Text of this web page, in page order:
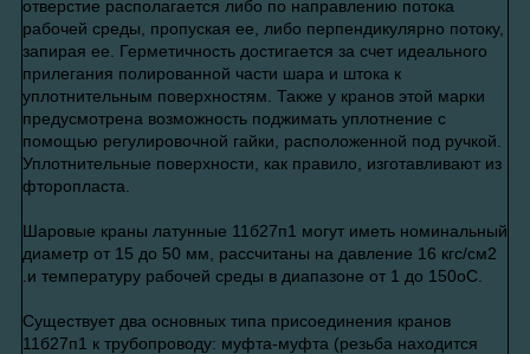
отверстие располагается либо по направлению потока
рабочей среды, пропуская ее, либо перпендикулярно потоку,
запирая ее. Герметичность достигается за счет идеального
прилегания полированной части шара и штока к
уплотнительным поверхностям. Также у кранов этой марки
предусмотрена возможность поджимать уплотнение с
помощью регулировочной гайки, расположенной под ручкой.
Уплотнительные поверхности, как правило, изготавливают из
фторопласта.
Шаровые краны латунные 11б27п1 могут иметь номинальный
диаметр от 15 до 50 мм, рассчитаны на давление 16 кгс/см2
.и температуру рабочей среды в диапазоне от 1 до 150оС.
Существует два основных типа присоединения кранов
11б27п1 к трубопроводу: муфта-муфта (резьба находится